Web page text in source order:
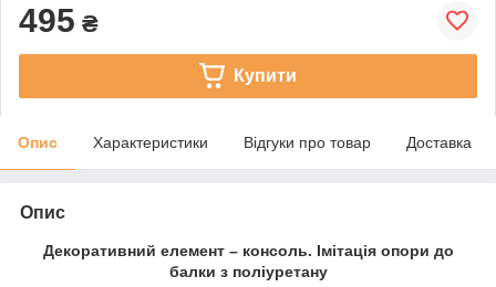
495 ₴
Купити
Опис Характеристики Відгуки про товар Доставка
Опис
Декоративний елемент – консоль. Імітація опори до
балки з поліуретану